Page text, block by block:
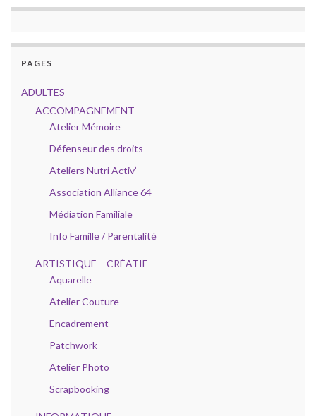
PAGES
ADULTES
ACCOMPAGNEMENT
Atelier Mémoire
Défenseur des droits
Ateliers Nutri Activ’
Association Alliance 64
Médiation Familiale
Info Famille / Parentalité
ARTISTIQUE – CRÉATIF
Aquarelle
Atelier Couture
Encadrement
Patchwork
Atelier Photo
Scrapbooking